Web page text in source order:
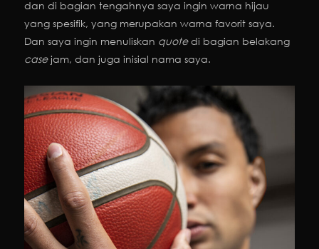
dan di bagian tengahnya saya ingin warna hijau
yang spesifik, yang merupakan warna favorit saya.
Dan saya ingin menuliskan quotedi bagian belakang
casejam, dan juga inisial nama saya.